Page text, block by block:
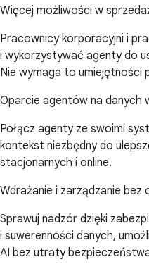
Więcej możliwości w
Pracownicy korporacyjni i
i wykorzystywać agenty do
Nie wymaga to umiejętności
Oparcie agentów na danych
Połącz agenty ze swoimi
kontekst niezbędny do
stacjonarnych i online.
Wdrażanie i zarządzanie bez
Sprawuj nadzór dzięki
i suwerenności danych,
AI bez utraty